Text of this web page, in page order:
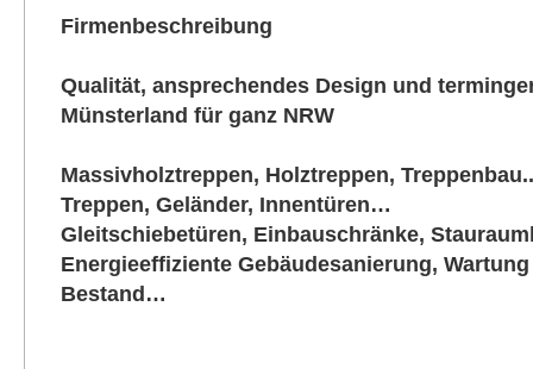
Firmenbeschreibung
Qualität, ansprechendes Design und
Münsterland für ganz NRW
Massivholztreppen, Holztreppen,
Treppen, Geländer, Innentüren…
Gleitschiebetüren, Einbauschränke,
Energieeffiziente Gebäudesanierung,
Bestand…